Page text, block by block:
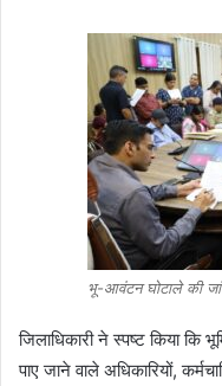
भू-आवंटन घोटाले की
जिलाधिकारी ने स्पष्ट किया कि
पाए जाने वाले अधिकारियों,